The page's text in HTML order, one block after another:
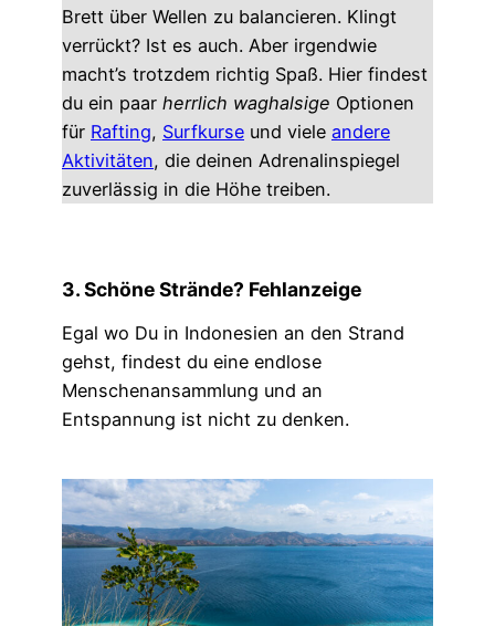
Brett über Wellen zu balancieren. Klingt
verrückt? Ist es auch. Aber irgendwie
macht’s trotzdem richtig Spaß. Hier findest
du ein paar herrlich waghalsige Optionen
für Rafting, Surfkurse und viele andere
Aktivitäten, die deinen Adrenalinspiegel
zuverlässig in die Höhe treiben.
3. Schöne Strände? Fehlanzeige
Egal wo Du in Indonesien an den Strand
gehst, findest du eine endlose
Menschenansammlung und an
Entspannung ist nicht zu denken.